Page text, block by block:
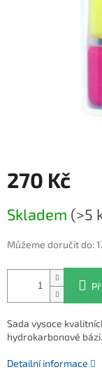
270 Kč
Skladem (>5
Můžeme doručit do:
Sada vysoce
hydrokarbonové bázi.
Detailní informace